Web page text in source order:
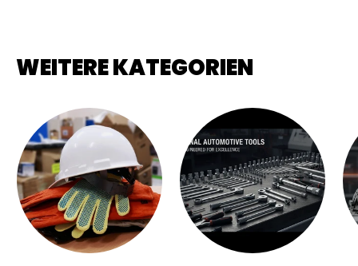
WEITERE KATEGORIEN